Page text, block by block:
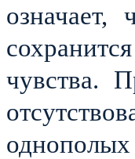
чувства.
однополых